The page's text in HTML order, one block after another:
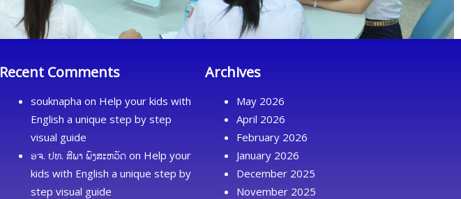
Recent Comments
souknapha on Help your kids with
English a unique step by step
visual guide
ອຈ. ປທ. ສີພາ ພົງສະຫວັດ on Help your
kids with English a unique step by
step visual guide
Archives
May 2026
April 2026
February 2026
January 2026
December 2025
November 2025